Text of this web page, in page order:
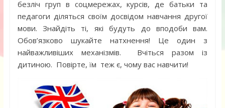
безліч груп в соцмережах, курсів, де батьки та
педагоги діляться своїм досвідом навчання другої
мови. Знайдіть ті, які будуть до вподоби вам.
Обов’язково шукайте натхнення! Це один з
найважливіших механізмів. Вчіться разом із
дитиною. Повірте, їм теж є, чому вас навчити!